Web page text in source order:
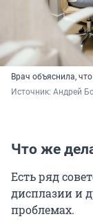
Врач объяснила,
Источник: Андрей
Что же
Есть ряд
дисплазии и
проблемах.